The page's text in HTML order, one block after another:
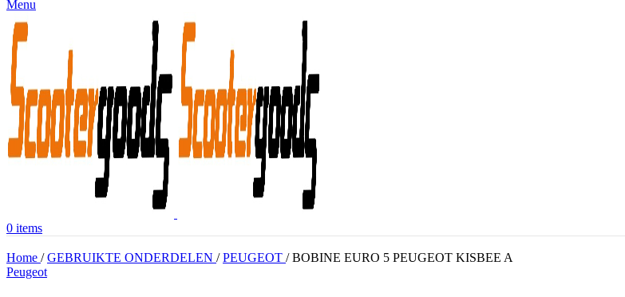
Menu
0 items
Home / GEBRUIKTE ONDERDELEN / PEUGEOT / BOBINE EURO 5 PEUGEOT KISBEE A
Peugeot